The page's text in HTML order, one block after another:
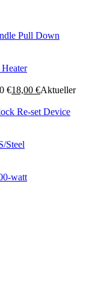
Pull Down
€18,00 €Aktueller
Re-set Device
Steel
watt